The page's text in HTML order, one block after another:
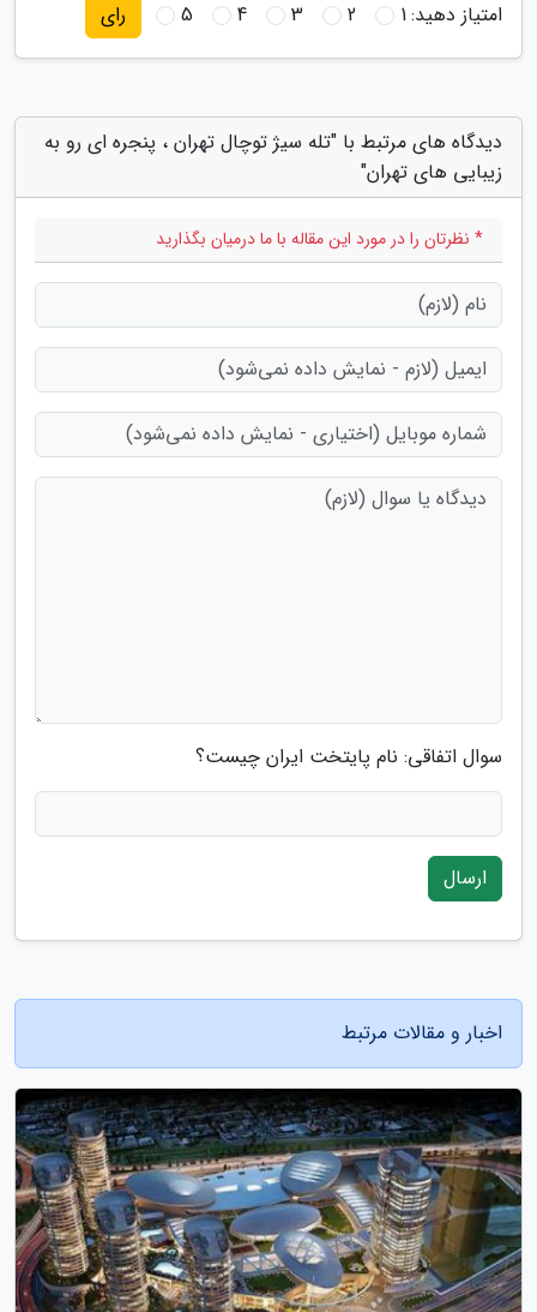
امتیاز دهید:1
2
3
4
5 رای
دیدگاه های مرتبط با "تله سیژ توچال تهران ، پنجره ای رو به
زیبایی های تهران"
* نظرتان را در مورد این مقاله با ما درمیان بگذارید
سوال اتفاقی: نام پایتخت ایران چیست؟
ارسال
اخبار و مقالات مرتبط